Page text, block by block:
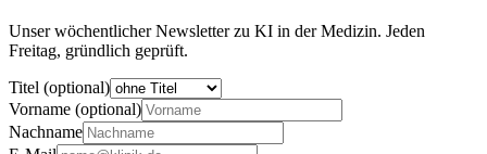
Unser wöchentlicher Newsletter zu KI in der Medizin. Jeden
Freitag, gründlich geprüft.
Titel (optional)
Vorname (optional)
Nachname